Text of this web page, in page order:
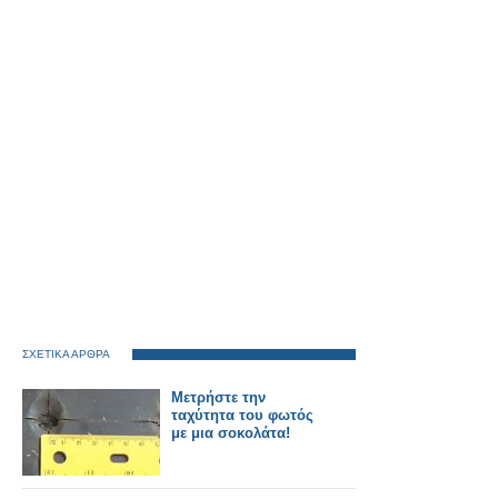
ΣΧΕΤΙΚΑ ΑΡΘΡΑ
Μετρήστε την
ταχύτητα του φωτός
με μια σοκολάτα!